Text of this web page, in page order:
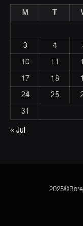
M
T
3
4
10
11
17
18
24
25
31
« Jul